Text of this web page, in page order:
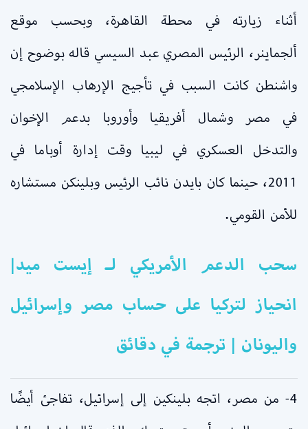
أثناء زيارته في محطة القاهرة، وبحسب موقع
ألجماينر، الرئيس المصري عبد السيسي قاله بوضوح إن
واشنطن كانت السبب في تأجيج الإرهاب الإسلامجي
في مصر وشمال أفريقيا وأوروبا بدعم الإخوان
والتدخل العسكري في ليبيا وقت إدارة أوباما في
2011، حينما كان بايدن نائب الرئيس وبلينكن مستشاره
للأمن القومي.
سحب الدعم الأمريكي لـ إيست ميد|
انحياز لتركيا على حساب مصر وإسرائيل
واليونان | ترجمة في دقائق
4- من مصر، اتجه بلينكين إلى إسرائيل، تفاجئ أيضًا